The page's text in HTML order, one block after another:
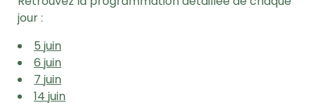
jour :
5 juin
6 juin
7 juin
14 juin